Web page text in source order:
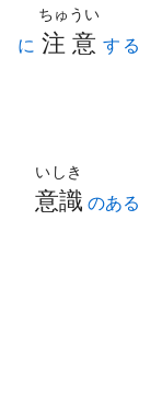
に 注意
ちゅうい
する
意識
いしき
のある